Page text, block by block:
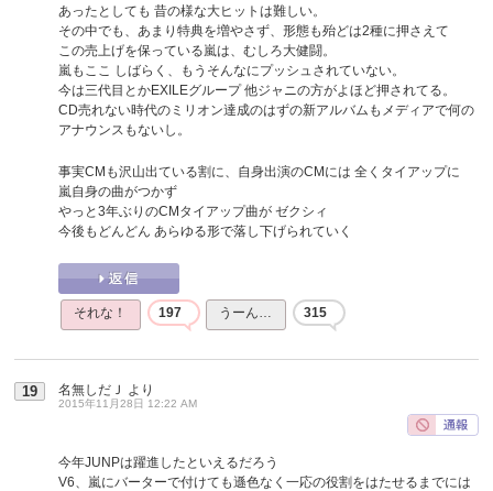
あったとしても 昔の様な大ヒットは難しい。
その中でも、あまり特典を増やさず、形態も殆どは2種に押さえて
この売上げを保っている嵐は、むしろ大健闘。
嵐もここ しばらく、もうそんなにプッシュされていない。
今は三代目とかEXILEグループ 他ジャニの方がよほど押されてる。
CD売れない時代のミリオン達成のはずの新アルバムもメディアで何の
アナウンスもないし。
事実CMも沢山出ている割に、自身出演のCMには 全くタイアップに
嵐自身の曲がつかず
やっと3年ぶりのCMタイアップ曲が ゼクシィ
今後もどんどん あらゆる形で落し下げられていく
それな！ 197 うーん… 315
19 名無しだＪ より
2015年11月28日 12:22 AM
今年JUNPは躍進したといえるだろう
V6、嵐にバーターで付けても遜色なく一応の役割をはたせるまでには